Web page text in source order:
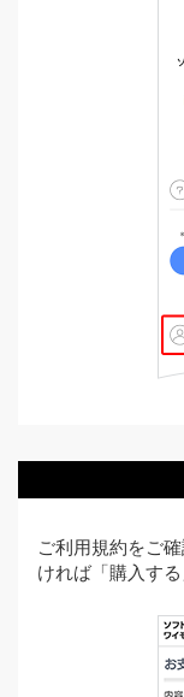
ご利用規約をご
ければ「購入す